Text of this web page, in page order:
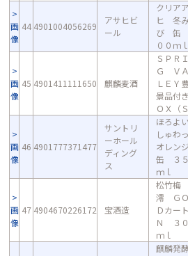
画
像
44 4901004056269
アサヒビ
ール
クリア
ヒ 冬
び 缶
００ｍｌ
画
像
45 4901411111650 麒麟麦酒
ＳＰＲ
Ｇ ＶＡ
ＬＥＹ
景品付
ＯＸ（Ｓ
画
像
46 4901777371477
サントリ
ーホール
ディング
ス
ほろよ
しゅわ
オレン
缶 ３
ｍｌ
画
像
47 4904670226172 宝酒造
松竹梅
澪 ＧＯ
Ｄカー
Ｎ ３
ｍｌ
麒麟発